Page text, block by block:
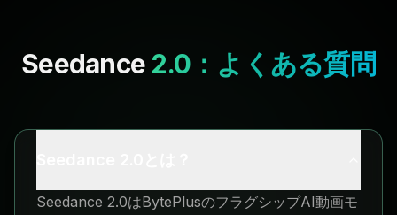
Seedance 2.0：よくある質問
Seedance 2.0はBytePlusのフラグシップAI動画モ